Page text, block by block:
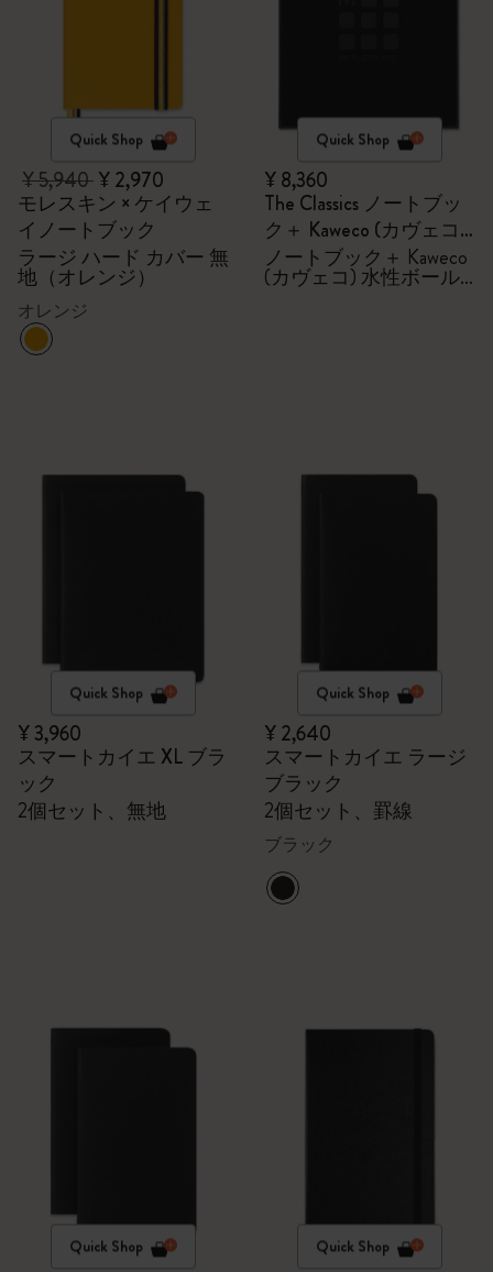
Quick Shop
¥ 5,940¥ 2,970
モレスキン × ケイウェ
イノートブック
ラージ ハード カバー 無
地（オレンジ）
オレンジ
Quick Shop
¥ 8,360
The Classics ノートブッ
ク＋ Kaweco (カヴェコ)
水性ボールペン セット
ノートブック＋ Kaweco
(カヴェコ) 水性ボール
ペン セット
Quick Shop
¥ 3,960
スマートカイエ XL ブラ
ック
2個セット、無地
Quick Shop
¥ 2,640
スマートカイエ ラージ
ブラック
2個セット、罫線
ブラック
Quick Shop Quick Shop